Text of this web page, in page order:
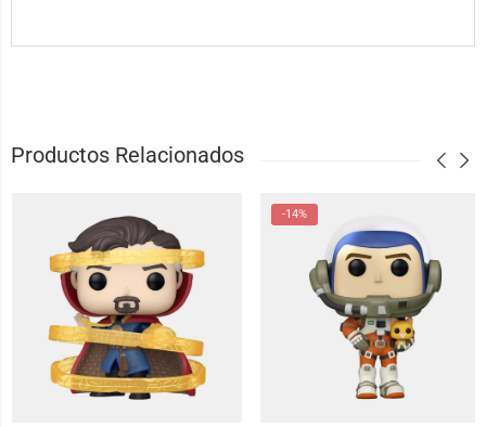
Productos Relacionados
-14%